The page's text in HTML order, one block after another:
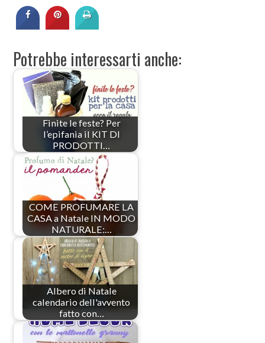
Potrebbe interessarti anche:
Finite le feste? Per
l’epifania il KIT DI
PRODOTTI…
COME PROFUMARE LA
CASA a Natale IN MODO
NATURALE:…
Albero di Natale
calendario dell'avvento
fatto con…